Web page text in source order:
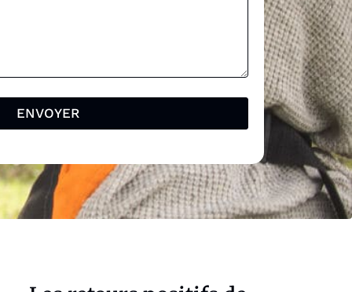
ENVOYER